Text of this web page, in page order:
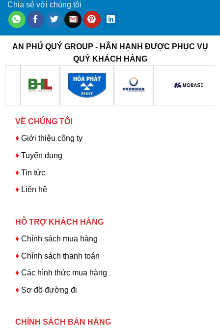
Chia sẻ với chúng tôi
AN PHÚ QUÝ GROUP - HÂN HẠNH ĐƯỢC PHỤC VỤ
QUÝ KHÁCH HÀNG
VỀ CHÚNG TÔI
♦ Giới thiệu công ty
♦Tuyển dụng
♦ Tin tức
♦ Liên hệ
HỖ TRỢ KHÁCH HÀNG
♦Chính sách mua hàng
♦ Chính sách thanh toán
♦ Các hình thức mua hàng
♦ Sơ đồ đường đi
CHÍNH SÁCH BÁN HÀNG